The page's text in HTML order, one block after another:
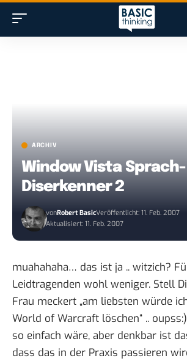
ARCHIV
Window Vista Sprach-
Diserkenner 2
vonRobert BasicVeröffentlicht: 11. Feb. 2007
Aktualisiert: 11. Feb. 2007
muahahaha… das ist ja .. witzich?
Leidtragenden wohl weniger. Stell
Frau meckert „am liebsten würde
World of Warcraft löschen“ ..
so einfach wäre, aber denkbar ist
dass das in der Praxis passieren